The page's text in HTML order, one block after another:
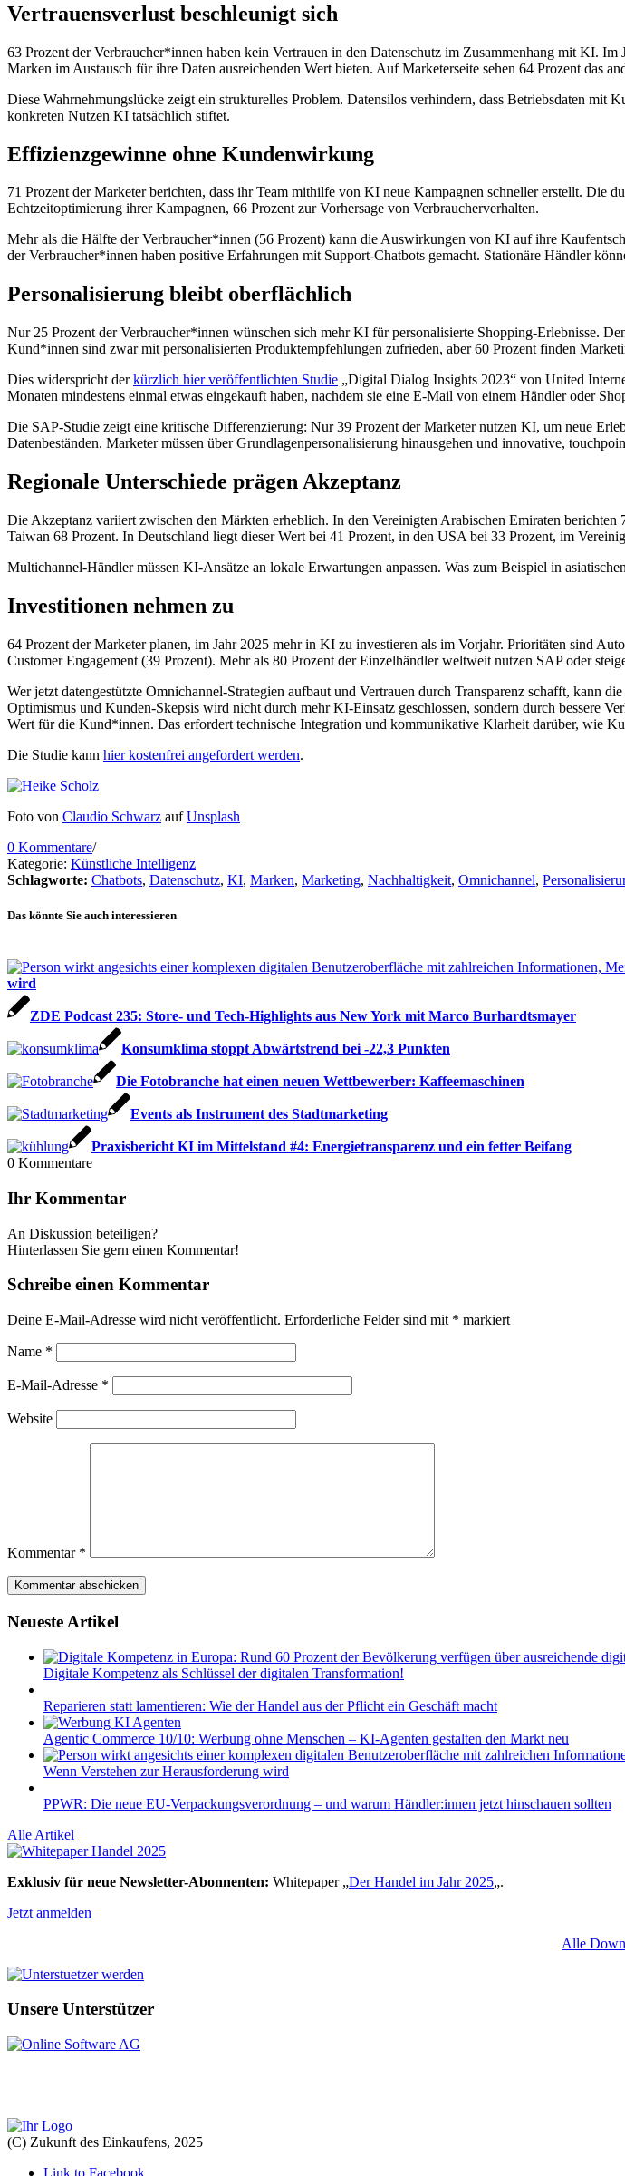
Vertrauensverlust beschleunigt sich
63 Prozent der Verbraucher*innen haben kein Vertrauen in den Datenschutz im Zusammenhang mit KI.
Marken im Austausch für ihre Daten ausreichenden Wert bieten. Auf Marketerseite sehen 64 Prozent das
Diese Wahrnehmungslücke zeigt ein strukturelles Problem. Datensilos verhindern, dass Betriebsdaten
konkreten Nutzen KI tatsächlich stiftet.
Effizienzgewinne ohne Kundenwirkung
71 Prozent der Marketer berichten, dass ihr Team mithilfe von KI neue Kampagnen schneller erstellt. Die
Echtzeitoptimierung ihrer Kampagnen, 66 Prozent zur Vorhersage von Verbraucherverhalten.
Mehr als die Hälfte der Verbraucher*innen (56 Prozent) kann die Auswirkungen von KI auf ihre
der Verbraucher*innen haben positive Erfahrungen mit Support-Chatbots gemacht. Stationäre Händler
Personalisierung bleibt oberflächlich
Nur 25 Prozent der Verbraucher*innen wünschen sich mehr KI für personalisierte Shopping-Erlebnisse.
Kund*innen sind zwar mit personalisierten Produktempfehlungen zufrieden, aber 60 Prozent finden
Dies widerspricht derkürzlich hier veröffentlichten Studie „Digital Dialog Insights 2023“ von United
Monaten mindestens einmal etwas eingekauft haben, nachdem sie eine E-Mail von einem Händler oder
Die SAP-Studie zeigt eine kritische Differenzierung: Nur 39 Prozent der Marketer nutzen KI, um neue
Datenbeständen. Marketer müssen über Grundlagenpersonalisierung hinausgehen und innovative,
Regionale Unterschiede prägen Akzeptanz
Die Akzeptanz variiert zwischen den Märkten erheblich. In den Vereinigten Arabischen Emiraten
Taiwan 68 Prozent. In Deutschland liegt dieser Wert bei 41 Prozent, in den USA bei 33 Prozent, im
Multichannel-Händler müssen KI-Ansätze an lokale Erwartungen anpassen. Was zum Beispiel in
Investitionen nehmen zu
64 Prozent der Marketer planen, im Jahr 2025 mehr in KI zu investieren als im Vorjahr. Prioritäten sind
Customer Engagement (39 Prozent). Mehr als 80 Prozent der Einzelhändler weltweit nutzen SAP oder
Wer jetzt datengestützte Omnichannel-Strategien aufbaut und Vertrauen durch Transparenz schafft,
Optimismus und Kunden-Skepsis wird nicht durch mehr KI-Einsatz geschlossen, sondern durch bessere
Wert für die Kund*innen. Das erfordert technische Integration und kommunikative Klarheit darüber, wie
Die Studie kann hier kostenfrei angefordert werden.
Foto von Claudio Schwarz aufUnsplash
0 Kommentare/
Kategorie: Künstliche Intelligenz
Schlagworte: Chatbots, Datenschutz, KI, Marken, Marketing, Nachhaltigkeit, Omnichannel,
Das könnte Sie auch interessieren
wird
ZDE Podcast 235: Store- und Tech-Highlights aus New York mit Marco Burhardtsmayer
Konsumklima stoppt Abwärtstrend bei -22,3 Punkten
Die Fotobranche hat einen neuen Wettbewerber: Kaffeemaschinen
Events als Instrument des Stadtmarketing
Praxisbericht KI im Mittelstand #4: Energietransparenz und ein fetter Beifang
0 Kommentare
Ihr Kommentar
An Diskussion beteiligen?
Hinterlassen Sie gern einen Kommentar!
Schreibe einen Kommentar
Deine E-Mail-Adresse wird nicht veröffentlicht. Erforderliche Felder sind mit * markiert
Name *
E-Mail-Adresse *
Website
Kommentar *
Neueste Artikel
Digitale Kompetenz als Schlüssel der digitalen Transformation!
Reparieren statt lamentieren: Wie der Handel aus der Pflicht ein Geschäft macht
Agentic Commerce 10/10: Werbung ohne Menschen – KI-Agenten gestalten den Markt neu
Wenn Verstehen zur Herausforderung wird
PPWR: Die neue EU-Verpackungsverordnung – und warum Händler:innen jetzt hinschauen sollten
Alle Artikel
Exklusiv für neue Newsletter-Abonnenten: Whitepaper „Der Handel im Jahr 2025„.
Jetzt anmelden
Alle
Unsere Unterstützer
(C) Zukunft des Einkaufens, 2025
Link to Facebook